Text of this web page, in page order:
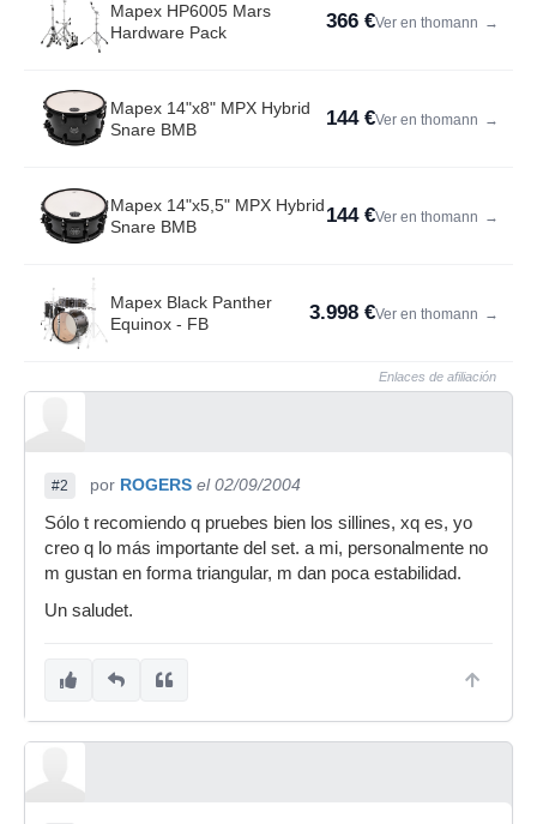
Mapex HP6005 Mars
Hardware Pack
366 €Ver en thomann →
Mapex 14"x8" MPX Hybrid
Snare BMB
144 €Ver en thomann →
Mapex 14"x5,5" MPX Hybrid
Snare BMB
144 €Ver en thomann →
Mapex Black Panther
Equinox - FB
3.998 €Ver en thomann →
Enlaces de afiliación
#2 por ROGERS el 02/09/2004
Sólo t recomiendo q pruebes bien los sillines, xq es, yo
creo q lo más importante del set. a mi, personalmente no
m gustan en forma triangular, m dan poca estabilidad.
Un saludet.